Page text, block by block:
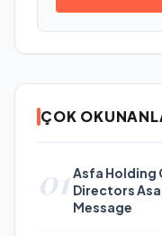
ÇOK
01Asfa Holding
Directors
Message